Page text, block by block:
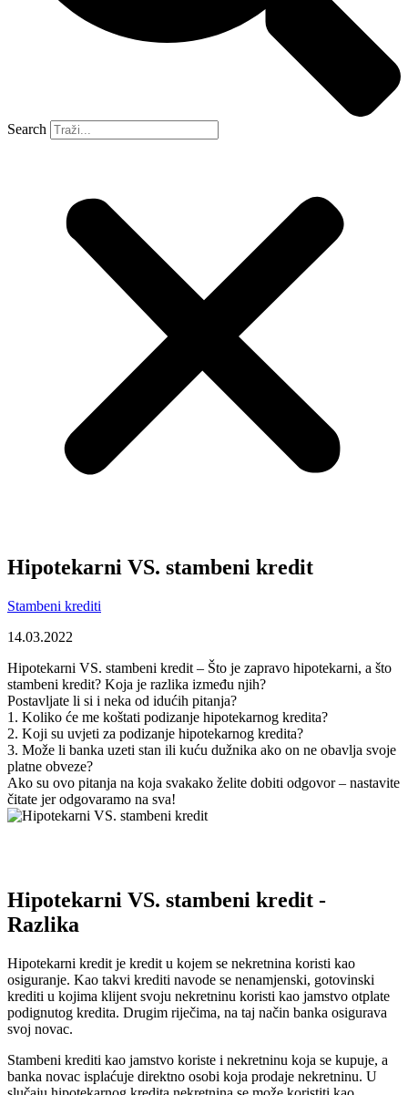
Search
Hipotekarni VS. stambeni kredit
Stambeni krediti
14.03.2022
Hipotekarni VS. stambeni kredit – Što je zapravo hipotekarni, a što
stambeni kredit? Koja je razlika između njih?
Postavljate li si i neka od idućih pitanja?
1. Koliko će me koštati podizanje hipotekarnog kredita?
2. Koji su uvjeti za podizanje hipotekarnog kredita?
3. Može li banka uzeti stan ili kuću dužnika ako on ne obavlja svoje
platne obveze?
Ako su ovo pitanja na koja svakako želite dobiti odgovor – nastavite
čitate jer odgovaramo na sva!
Hipotekarni VS. stambeni kredit -
Razlika
Hipotekarni kredit je kredit u kojem se nekretnina koristi kao
osiguranje. Kao takvi krediti navode se nenamjenski, gotovinski
krediti u kojima klijent svoju nekretninu koristi kao jamstvo otplate
podignutog kredita. Drugim riječima, na taj način banka osigurava
svoj novac.
Stambeni krediti kao jamstvo koriste i nekretninu koja se kupuje, a
banka novac isplaćuje direktno osobi koja prodaje nekretninu. U